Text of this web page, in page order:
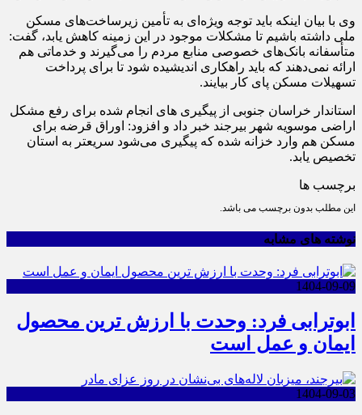
وی با بیان اینکه باید توجه ویژه‌ای به تأمین زیرساخت‌های مسکن
ملی داشته باشیم تا مشکلات موجود در این زمینه کاهش یابد، گفت:
متأسفانه بانک‌های خصوصی منابع مردم را می‌گیرند و خدماتی هم
ارائه نمی‌دهند که باید راهکاری اندیشیده شود تا برای پرداخت
تسهیلات مسکن پای کار بیایند.
استاندار خراسان جنوبی از پیگیری های انجام شده برای رفع مشکل
اراضی موسویه شهر بیرجند خبر داد و افزود: اوراق قرضه برای
مسکن هم وارد خزانه شده که پیگیری می‌شود سریعتر به استان
تخصیص یابد.
برچسب ها
این مطلب بدون برچسب می باشد.
نوشته های مشابه
1404-09-09
ابوترابی فرد: وحدت با ارزش ترین محصول
ایمان و عمل است
1404-09-03